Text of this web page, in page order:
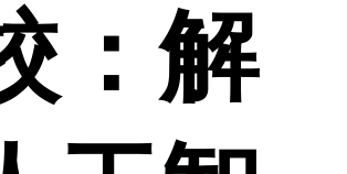
：解